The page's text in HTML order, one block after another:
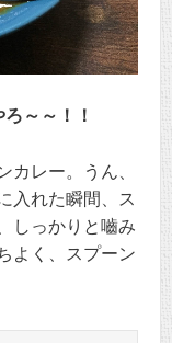
～～！！
カレー。うん、
入れた瞬間、ス
しっかりと嚙み
よく、スプーン